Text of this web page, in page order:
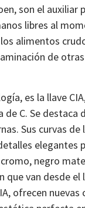
son el auxiliar
libres al
alimentos
de
es la llave
C. Se destaca
Sus curvas
elegantes
negro
que van desde
ofrecen